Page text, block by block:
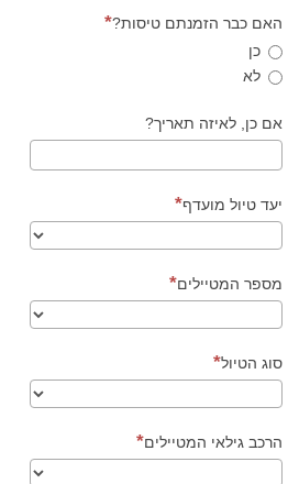
האם כבר הזמנתם טיסות?
כן
לא
אם כן, לאיזה תאריך?
יעד טיול מועדף
מספר המטיילים
סוג הטיול
הרכב גילאי המטיילים